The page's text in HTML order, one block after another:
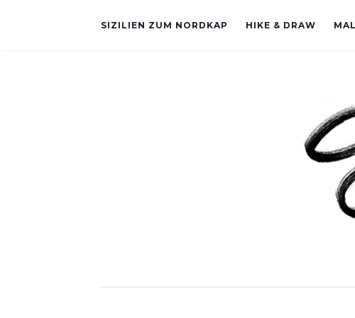
SIZILIEN ZUM NORDKAP HIKE & DRAW